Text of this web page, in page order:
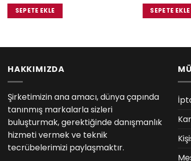
₺500.00.
SEPETE EKLE SEPETE EKLE
HAKKIMIZDA
Şirketimizin ana amacı, dünya çapında
tanınmış markalarla sizleri
buluşturmak, gerektiğinde danışmanlık
hizmeti vermek ve teknik
tecrübelerimizi paylaşmaktır.